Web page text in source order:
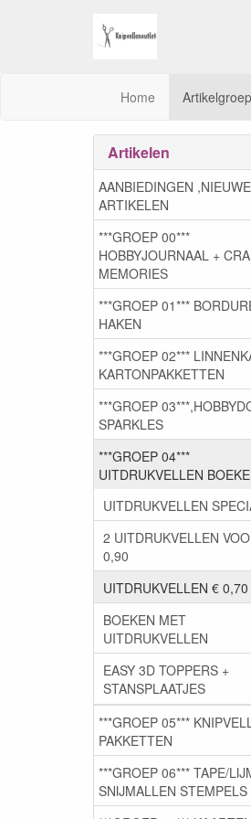
Home
Artikelen
AANBIEDINGEN ,NIEUWE
ARTIKELEN
***GROEP 00***
HOBBYJOURNAAL +
MEMORIES
***GROEP 01***
HAKEN
***GROEP 02***
KARTONPAKKETTEN
***GROEP
SPARKLES
***GROEP 04***
UITDRUKVELLEN
UITDRUKVELLEN
2 UITDRUKVELLEN
0,90
UITDRUKVELLEN € 0,70
BOEKEN MET
UITDRUKVELLEN
EASY 3D TOPPERS +
STANSPLAATJES
***GROEP 05***
PAKKETTEN
***GROEP 06*** TAPE/
SNIJMALLEN STEMPELS